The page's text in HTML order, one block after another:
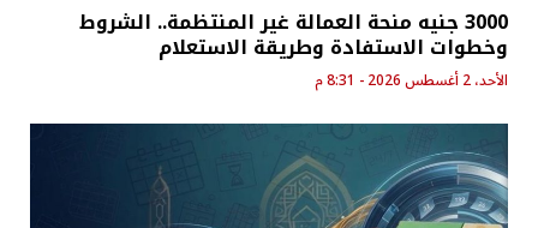
3000 جنيه منحة العمالة غير المنتظمة.. الشروط
وخطوات الاستفادة وطريقة الاستعلام
الأحد، 2 أغسطس 2026 - 8:31 م